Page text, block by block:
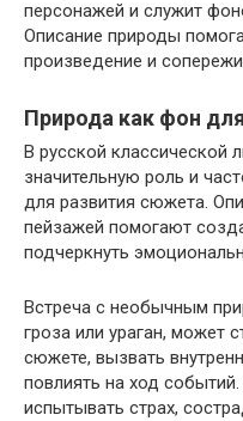
персонажей и служит
Описание природы
произведение и
Природа как фон
В русской классической
значительную роль и
для развития сюжета.
пейзажей помогают
подчеркнуть
Встреча с необычным
гроза или ураган, может
сюжете, вызвать
повлиять на ход
испытывать страх,